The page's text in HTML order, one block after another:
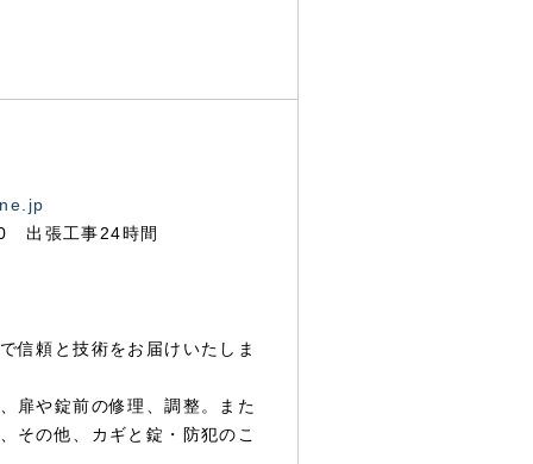
出張工事24時間
信頼と技術をお届けいたしま
扉や錠前の修理、調整。また
その他、カギと錠・防犯のこ